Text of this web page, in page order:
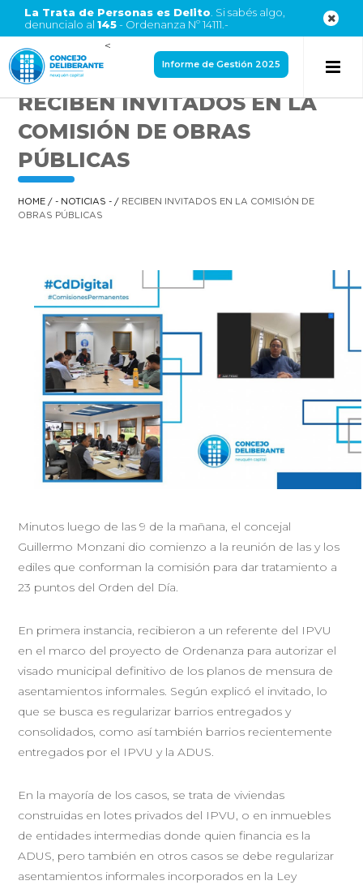
La Trata de Personas es Delito . Si sabés algo,
denuncialo al 145- Ordenanza Nº 14111.-
<
Informe de Gestión 2025
RECIBEN INVITADOS EN LA
COMISIÓN DE OBRAS
PÚBLICAS
HOME /- NOTICIAS - / RECIBEN INVITADOS EN LA COMISIÓN DE
OBRAS PÚBLICAS
Minutos luego de las 9 de la mañana, el concejal
Guillermo Monzani dio comienzo a la reunión de las y los
ediles que conforman la comisión para dar tratamiento a
23 puntos del Orden del Día.
En primera instancia, recibieron a un referente del IPVU
en el marco del proyecto de Ordenanza para autorizar el
visado municipal definitivo de los planos de mensura de
asentamientos informales. Según explicó el invitado, lo
que se busca es regularizar barrios entregados y
consolidados, como así también barrios recientemente
entregados por el IPVU y la ADUS.
En la mayoría de los casos, se trata de viviendas
construidas en lotes privados del IPVU, o en inmuebles
de entidades intermedias donde quien financia es la
ADUS, pero también en otros casos se debe regularizar
asentamientos informales incorporados en la Ley